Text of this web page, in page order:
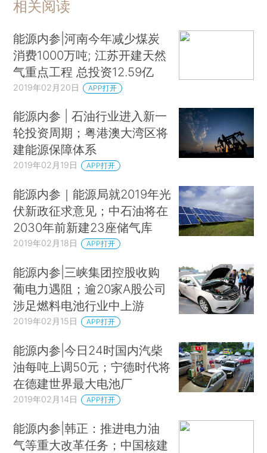
相关阅读
能源内参|河南今年减少煤炭
消费1000万吨; 江苏开建天然
气重点工程 总投资12.59亿
2019年02月20日 APP打开
能源内参 | 石油行业进入新一
轮投资周期；粤港澳大湾区将
建能源保障体系
2019年02月19日 APP打开
能源内参｜能源局就2019年光
伏新政征求意见；中石油将在
2030年前新建23座储气库
2019年02月18日 APP打开
能源内参|三峡集团控股收购
葡电力遇阻；逾20家A股公司
涉足燃料电池行业中上游
2019年02月15日 APP打开
能源内参|今日24时国内汽柴
油每吨上调50元；宁德时代将
在德建世界最大电池厂
2019年02月14日 APP打开
能源内参|韩正：推进电力油
气等重大改革任务；中国核建